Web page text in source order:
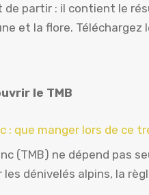
de partir : il contient le
et la flore. Téléchargez
le TMB
: que manger lors de ce
(TMB) ne dépend pas
dénivelés alpins, la